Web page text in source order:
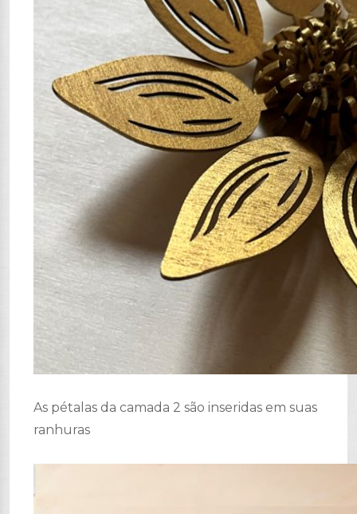
As pétalas da camada 2 são inseridas em suas
ranhuras